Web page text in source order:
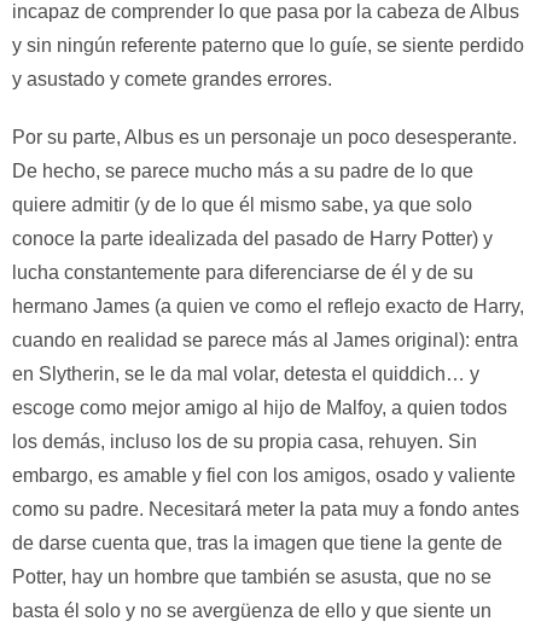
incapaz de comprender lo que pasa por la cabeza de Albus
y sin ningún referente paterno que lo guíe, se siente perdido
y asustado y comete grandes errores.
Por su parte, Albus es un personaje un poco desesperante.
De hecho, se parece mucho más a su padre de lo que
quiere admitir (y de lo que él mismo sabe, ya que solo
conoce la parte idealizada del pasado de Harry Potter) y
lucha constantemente para diferenciarse de él y de su
hermano James (a quien ve como el reflejo exacto de Harry,
cuando en realidad se parece más al James original): entra
en Slytherin, se le da mal volar, detesta el quiddich… y
escoge como mejor amigo al hijo de Malfoy, a quien todos
los demás, incluso los de su propia casa, rehuyen. Sin
embargo, es amable y fiel con los amigos, osado y valiente
como su padre. Necesitará meter la pata muy a fondo antes
de darse cuenta que, tras la imagen que tiene la gente de
Potter, hay un hombre que también se asusta, que no se
basta él solo y no se avergüenza de ello y que siente un